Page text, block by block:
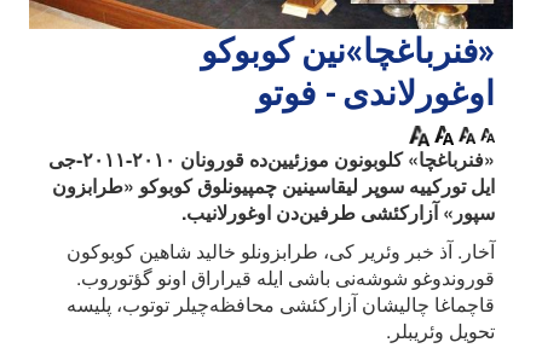
«فنرباغچا»نین کوبوکو
اوغورلاندی - فوتو
«فنرباغچا» کلوبونون موزئیین‌ده قورونان ۲۰۱۰-۲۰۱۱-جی
ایل تورکییه سوپر لیقاسینین چمپیونلوق کوبوکو «طرابزون
سپور» آزارکئشی طرفین‌دن اوغورلانیب.
آخار. آذ خبر وئریر کی، طرابزونلو خالید شاهین کوبوکون
قوروندوغو شوشه‌نی باشی ایله قیراراق اونو گؤتوروب.
قاچماغا چالیشان آزارکئشی محافظه‌چیلر توتوب، پلیسه
تحویل وئریبلر.